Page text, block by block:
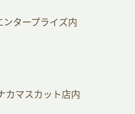
タープライズ内
カマスカット店内